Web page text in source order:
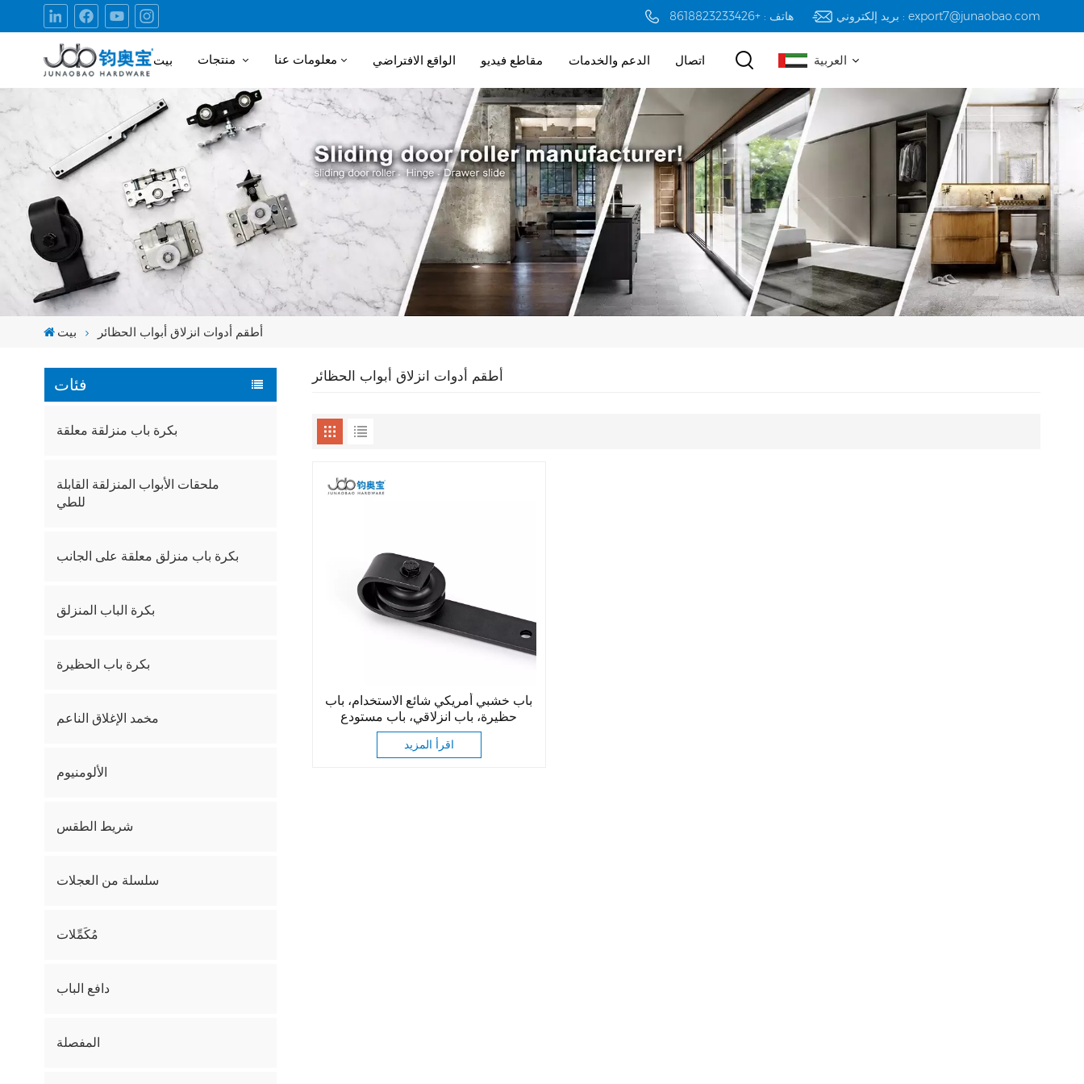
هاتف : +8618823233426 بريد إلكتروني : export7@junaobao.com
بيت معلومات عنا الواقع الافتراضي مقاطع فيديو الدعم والخدمات اتصال العربية
English
русский
español
العربية
بيت أطقم أدوات انزلاق أبواب الحظائر
فئات
بكرة باب منزلقة معلقة
ملحقات الأبواب المنزلقة القابلة
للطي
بكرة باب منزلق معلقة على الجانب
بكرة الباب المنزلق
بكرة باب الحظيرة
مخمد الإغلاق الناعم
الألومنيوم
شريط الطقس
سلسلة من العجلات
مُكَمِّلات
دافع الباب
المفصلة
أطقم أدوات انزلاق أبواب الحظائر
باب خشبي أمريكي شائع الاستخدام، باب
حظيرة، باب انزلاقي، باب مستودع
اقرأ المزيد